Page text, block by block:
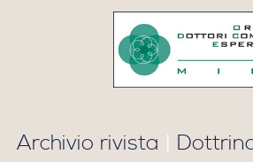
Archivio rivista |